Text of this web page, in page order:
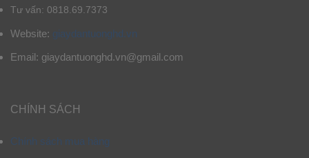
Tư vấn: 0818.69.7373
Website: giaydantuonghd.vn
Email: giaydantuonghd.vn@gmail.com
CHÍNH SÁCH
Chính sách mua hàng